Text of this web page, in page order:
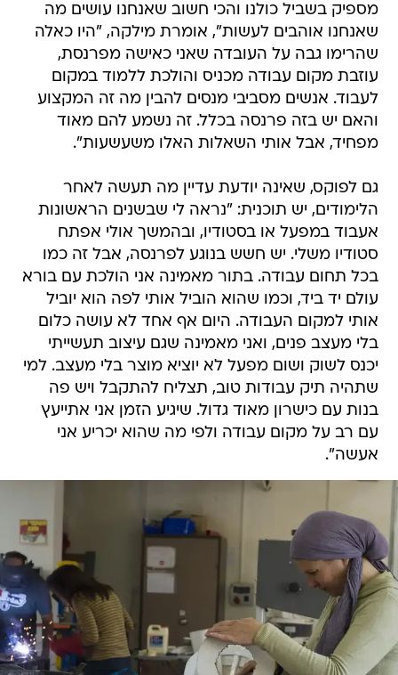
מספיק בשביל כולנו והכי חשוב שאנחנו עושים מה
שאנחנו אוהבים לעשות", אומרת מילקה, "היו כאלה
שהרימו גבה על העובדה שאני כאישה מפרנסת,
עוזבת מקום עבודה מכניס והולכת ללמוד במקום
לעבוד. אנשים מסביבי מנסים להבין מה זה המקצוע
והאם יש בזה פרנסה בכלל. זה נשמע להם מאוד
מפחיד, אבל אותי השאלות האלו משעשעות".
גם לפוקס, שאינה יודעת עדיין מה תעשה לאחר
הלימודים, יש תוכנית: "נראה לי שבשנים הראשונות
אעבוד במפעל או בסטודיו, ובהמשך אולי אפתח
סטודיו משלי. יש חשש בנוגע לפרנסה, אבל זה כמו
בכל תחום עבודה. בתור מאמינה אני הולכת עם בורא
עולם יד ביד, וכמו שהוא הוביל אותי לפה הוא יוביל
אותי למקום העבודה. היום אף אחד לא עושה כלום
בלי מעצב פנים, ואני מאמינה שגם עיצוב תעשייתי
יכנס לשוק ושום מפעל לא יוציא מוצר בלי מעצב. למי
שתהיה תיק עבודות טוב, תצליח להתקבל ויש פה
בנות עם כישרון מאוד גדול. שיגיע הזמן אני אתייעץ
עם רב על מקום עבודה ולפי מה שהוא יכריע אני
אעשה".